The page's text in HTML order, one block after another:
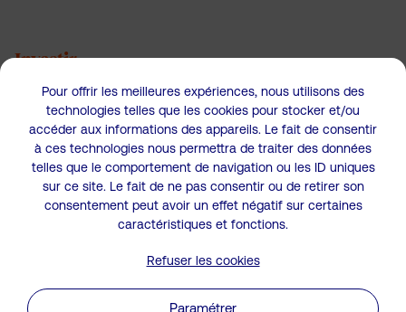
Pour offrir les meilleures expériences, nous utilisons des
technologies telles que les cookies pour stocker et/ou
accéder aux informations des appareils. Le fait de consentir
à ces technologies nous permettra de traiter des données
telles que le comportement de navigation ou les ID uniques
sur ce site. Le fait de ne pas consentir ou de retirer son
consentement peut avoir un effet négatif sur certaines
caractéristiques et fonctions.
Refuser les cookies
Paramétrer
Investir
Investir à Vannes : Avez-vous
pensé à l’immobilier d’entreprise
Investir à Vannes dans l’immobilier d’entreprise : un choix
stratégique Située aux portes du golfe ...
29/01/2026
Investir